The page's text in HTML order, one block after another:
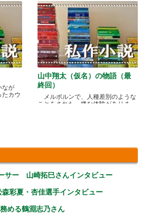
なが
たカウ
山中翔太（仮名）の物語（最
終回）
メルボルンで、人種差別のような
ことをされた、嫌な体験がありま
サー 山崎拓巳さんインタビュー
彩夏・杏佳選手インタビュー
める鶴淵志乃さん